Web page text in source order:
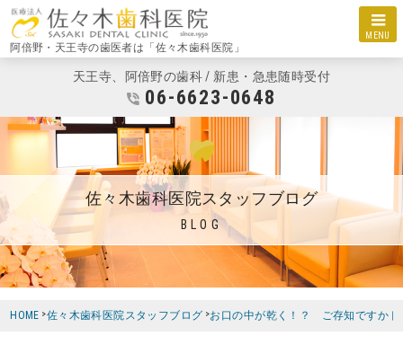
阿倍野・天王寺の歯医者は「佐々木歯科医院」
MENU
天王寺、阿倍野の歯科 / 新患・急患随時受付
06-6623-0648
佐々木歯科医院スタッフブログ
BLOG
HOME 佐々木歯科医院スタッフブログ お口の中が乾く！？ ご存知ですかド